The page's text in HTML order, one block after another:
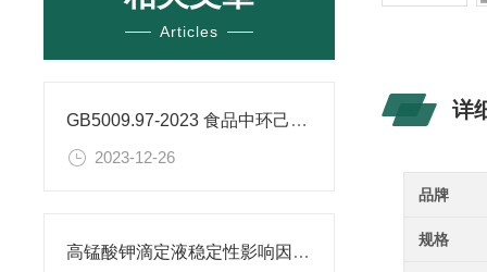
Articles
GB5009.97-2023 食品中环己基氨基磺酸盐的测定标准
2023-12-26
高锰酸钾滴定液稳定性影响因素及保存期限研究
详
品牌
规格